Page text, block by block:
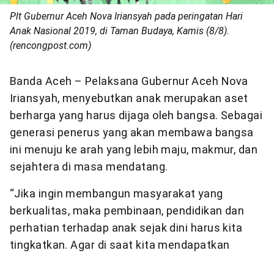
Plt Gubernur Aceh Nova Iriansyah pada peringatan Hari
Anak Nasional 2019, di Taman Budaya, Kamis (8/8).
(rencongpost.com)
Banda Aceh – Pelaksana Gubernur Aceh Nova
Iriansyah, menyebutkan anak merupakan aset
berharga yang harus dijaga oleh bangsa. Sebagai
generasi penerus yang akan membawa bangsa
ini menuju ke arah yang lebih maju, makmur, dan
sejahtera di masa mendatang.
“Jika ingin membangun masyarakat yang
berkualitas, maka pembinaan, pendidikan dan
perhatian terhadap anak sejak dini harus kita
tingkatkan. Agar di saat kita mendapatkan